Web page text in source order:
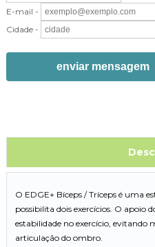
E-mail -
Cidade -
enviar mensagem
O EDGE+ Bíceps / Tríceps é uma
possibilita dois exercícios. O apoio
estabilidade no exercício, evitando
articulação do ombro.